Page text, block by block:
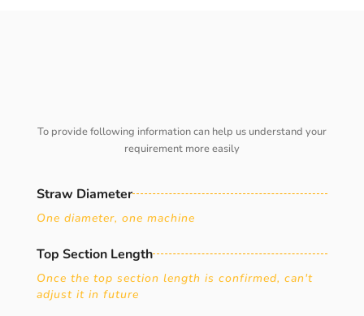
To provide following information can help us understand your
requirement more easily
Straw Diameter
One diameter, one machine
Top Section Length
Once the top section length is confirmed, can't
adjust it in future